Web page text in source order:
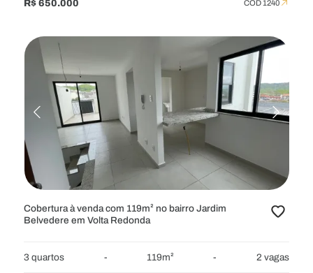
R$ 650.000 CÓD 1240
Cobertura à venda com 119m² no bairro Jardim
Belvedere em Volta Redonda
3 quartos - 119m² - 2 vagas